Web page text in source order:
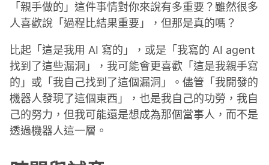
「親手做的」這件事情對你來說有多重要？雖然很多
人喜歡說「過程比結果重要」，但那是真的嗎？
比起「這是我用 AI 寫的」，或是「我寫的 AI agent
找到了這些漏洞」，我可能會更喜歡「這是我親手寫
的」或「我自己找到了這個漏洞」。儘管「我開發的
機器人發現了這個東西」，也是我自己的功勞，我自
己的努力，但我可能還是想成為那個當事人，而不是
透過機器人這一層。